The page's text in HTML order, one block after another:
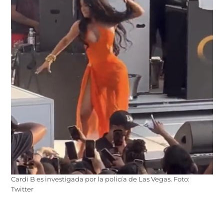
Cardi B es investigada por la policía de Las Vegas. Foto:
Twitter